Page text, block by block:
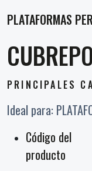
PLATAFORMAS
PRINCIPALES
Ideal para:
Código del
producto